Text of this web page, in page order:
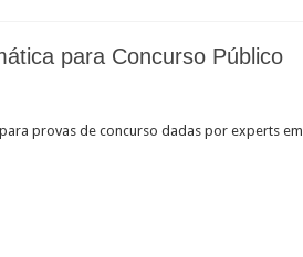
para Concurso Público
provas de concurso dadas por experts em